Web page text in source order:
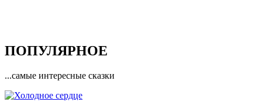
ПОПУЛЯРНОЕ
...самые интересные сказки